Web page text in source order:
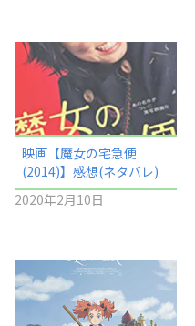
映画【魔女の宅急便
(2014)】感想(ネタバレ)
2020年2月10日